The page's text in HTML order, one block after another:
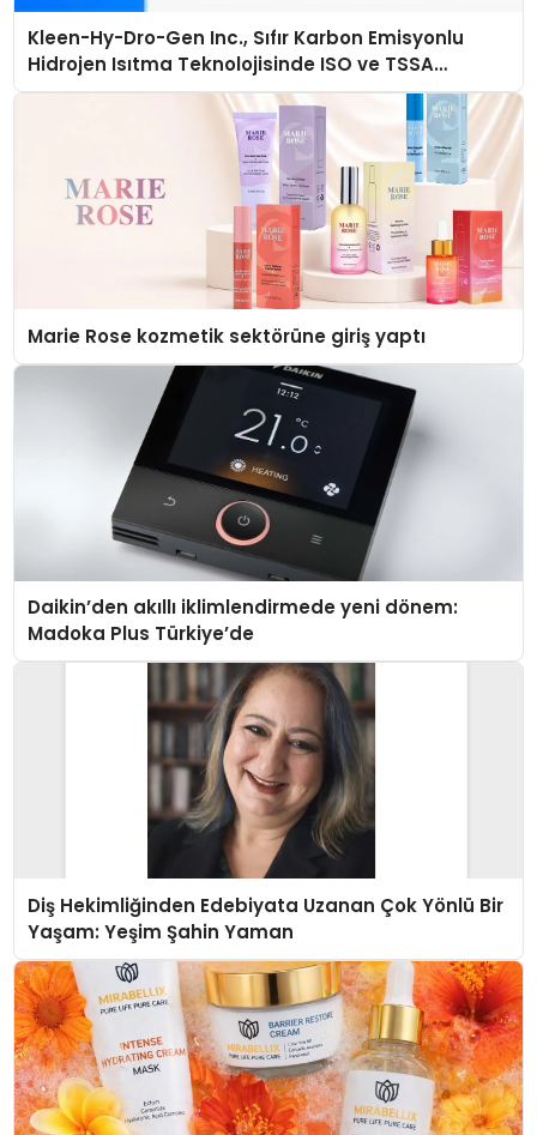
Kleen-Hy-Dro-Gen Inc., Sıfır Karbon Emisyonlu
Hidrojen Isıtma Teknolojisinde ISO ve TSSA
Düzenleyici Onaylarını Aldı
Marie Rose kozmetik sektörüne giriş yaptı
Daikin’den akıllı iklimlendirmede yeni dönem:
Madoka Plus Türkiye’de
Diş Hekimliğinden Edebiyata Uzanan Çok Yönlü Bir
Yaşam: Yeşim Şahin Yaman